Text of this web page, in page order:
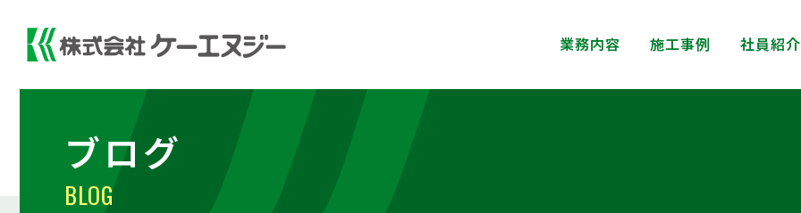
業務内容 施工事例 社員紹介
ブログ
BLOG